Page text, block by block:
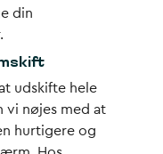
din
udskifte hele
vi nøjes med at
hurtigere og